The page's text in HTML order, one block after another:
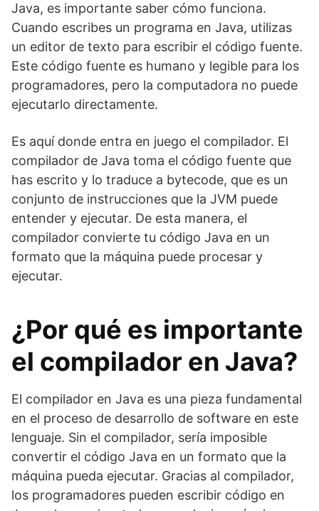
Java, es importante saber cómo funciona.
Cuando escribes un programa en Java, utilizas
un editor de texto para escribir el código fuente.
Este código fuente es humano y legible para los
programadores, pero la computadora no puede
ejecutarlo directamente.
Es aquí donde entra en juego el compilador. El
compilador de Java toma el código fuente que
has escrito y lo traduce a bytecode, que es un
conjunto de instrucciones que la JVM puede
entender y ejecutar. De esta manera, el
compilador convierte tu código Java en un
formato que la máquina puede procesar y
ejecutar.
¿Por qué es importante
el compilador en Java?
El compilador en Java es una pieza fundamental
en el proceso de desarrollo de software en este
lenguaje. Sin el compilador, sería imposible
convertir el código Java en un formato que la
máquina pueda ejecutar. Gracias al compilador,
los programadores pueden escribir código en